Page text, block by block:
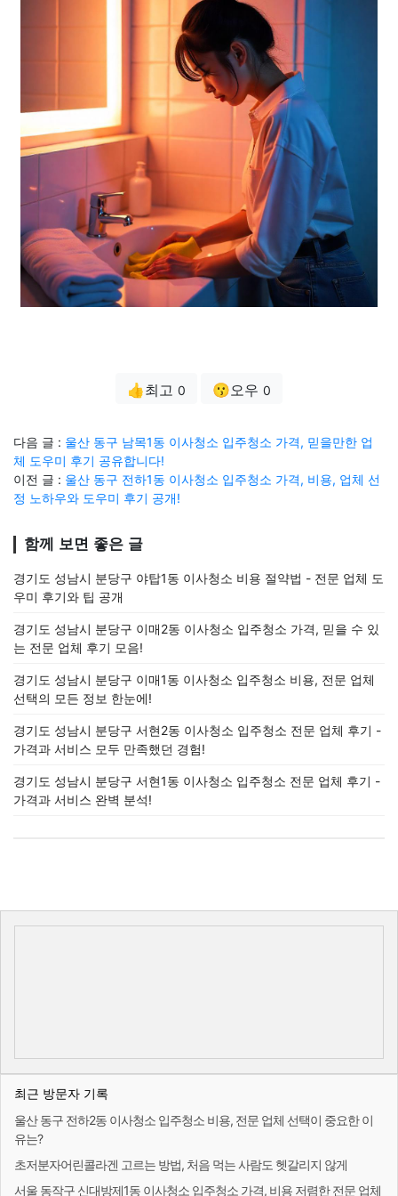
👍최고 0 😗오우 0
다음 글 : 울산 동구 남목1동 이사청소 입주청소 가격, 믿을만한 업
체 도우미 후기 공유합니다!
이전 글 : 울산 동구 전하1동 이사청소 입주청소 가격, 비용, 업체 선
정 노하우와 도우미 후기 공개!
함께 보면 좋은 글
경기도 성남시 분당구 야탑1동 이사청소 비용 절약법 - 전문 업체 도
우미 후기와 팁 공개
경기도 성남시 분당구 이매2동 이사청소 입주청소 가격, 믿을 수 있
는 전문 업체 후기 모음!
경기도 성남시 분당구 이매1동 이사청소 입주청소 비용, 전문 업체
선택의 모든 정보 한눈에!
경기도 성남시 분당구 서현2동 이사청소 입주청소 전문 업체 후기 -
가격과 서비스 모두 만족했던 경험!
경기도 성남시 분당구 서현1동 이사청소 입주청소 전문 업체 후기 -
가격과 서비스 완벽 분석!
최근 방문자 기록
울산 동구 전하2동 이사청소 입주청소 비용, 전문 업체 선택이 중요한 이
유는?
초저분자어린콜라겐 고르는 방법, 처음 먹는 사람도 헷갈리지 않게
서울 동작구 신대방제1동 이사청소 입주청소 가격, 비용 저렴한 전문 업체